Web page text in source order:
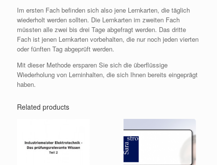
Im ersten Fach befinden sich also jene Lernkarten, die täglich
wiederholt werden sollten. Die Lernkarten im zweiten Fach
müssten alle zwei bis drei Tage abgefragt werden. Das dritte
Fach ist jenen Lernkarten vorbehalten, die nur noch jeden vierten
oder fünften Tag abgeprüft werden.
Mit dieser Methode ersparen Sie sich die überflüssige
Wiederholung von Lerninhalten, die sich Ihnen bereits eingeprägt
haben.
Related products